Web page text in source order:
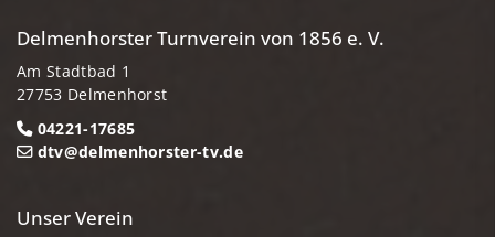
Delmenhorster Turnverein von 1856 e. V.
Am Stadtbad 1
27753 Delmenhorst
04221-17685
dtv@delmenhorster-tv.de
Unser Verein